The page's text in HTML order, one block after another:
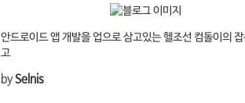
안드로이드 앱 개발을 업으로 삼고있는 헬조선 컴돌이의
고
bySelnis